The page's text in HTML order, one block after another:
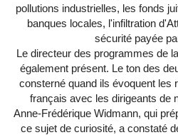
pollutions industrielles, les fonds
banques locales, l'infiltration
sécurité payée
Le directeur des programmes de
également présent. Le ton des
consterné quand ils évoquent les
français avec les dirigeants de
Anne-Frédérique Widmann, qui
ce sujet de curiosité, a constaté